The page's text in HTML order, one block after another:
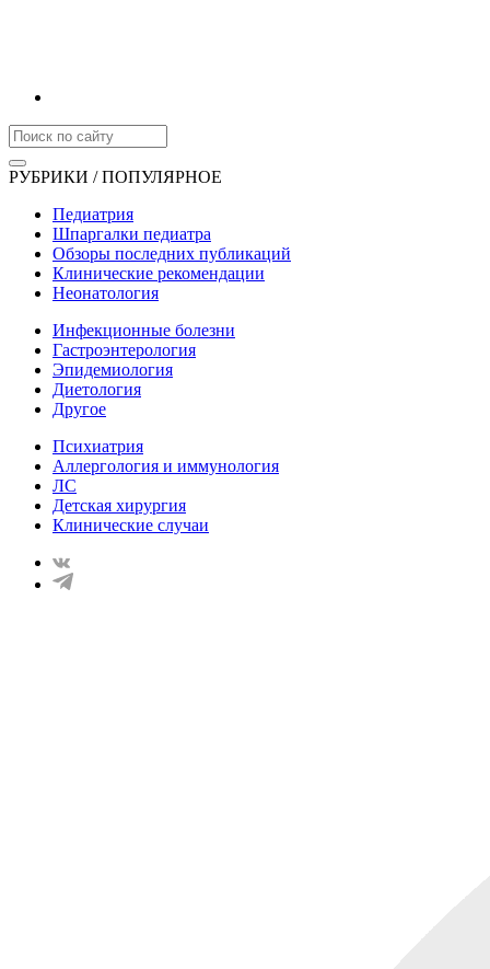
РУБРИКИ / ПОПУЛЯРНОЕ
Педиатрия
Шпаргалки педиатра
Обзоры последних публикаций
Клинические рекомендации
Неонатология
Инфекционные болезни
Гастроэнтерология
Эпидемиология
Диетология
Другое
Психиатрия
Аллергология и иммунология
ЛС
Детская хирургия
Клинические случаи